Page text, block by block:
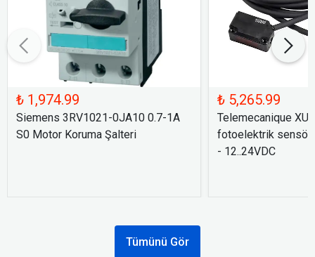
₺ 1,974.99
Siemens 3RV1021-0JA10 0.7-1A
S0 Motor Koruma Şalteri
₺ 5,265.99
Telemecanique
fotoelektrik sensör
- 12..24VDC
Tümünü Gör